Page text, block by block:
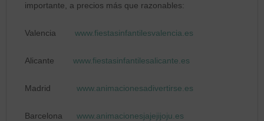
importante, a precios más que razonables:
Valenciawww.fiestasinfantilesvalencia.es
Alicantewww.fiestasinfantilesalicante.es
Madridwww.animacionesadivertirse.es
Barcelonawww.animacionesjajejijoju.es